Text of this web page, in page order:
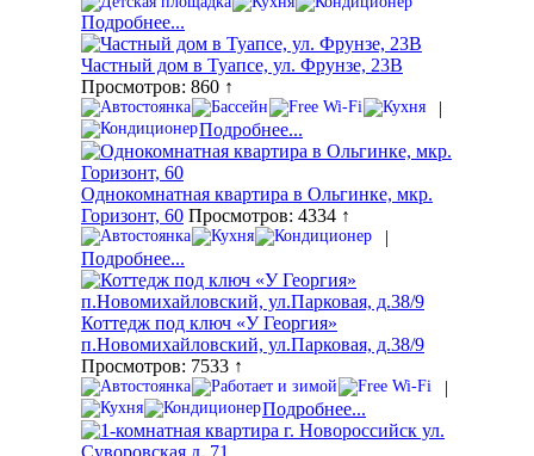
Подробнее...
Частный дом в Туапсе, ул. Фрунзе, 23В
Просмотров: 860 ↑
|
Подробнее...
Однокомнатная квартира в Ольгинке, мкр.
Горизонт, 60 Просмотров: 4334 ↑
|
Подробнее...
Коттедж под ключ «У Георгия»
п.Новомихайловский, ул.Парковая, д.38/9
Просмотров: 7533 ↑
|
Подробнее...